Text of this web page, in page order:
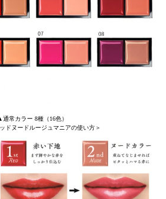
通常カラー 8種（16色）
ドヌードルージュマニアの使い方＞